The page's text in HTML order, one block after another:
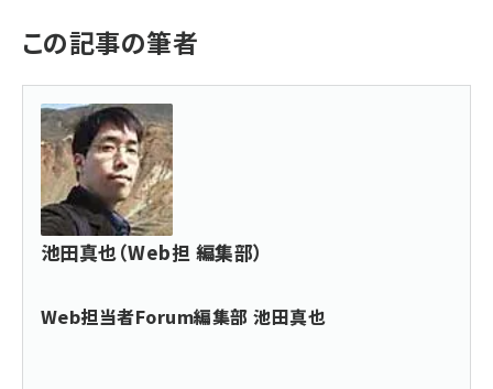
この記事の筆者
池田真也（Web担 編集部）
Web担当者Forum編集部 池田真也